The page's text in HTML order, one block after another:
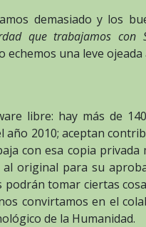
demasiado y los
que trabajamos
echemos una leve ojeada
libre: hay más de
año 2010; aceptan
con esa copia privada
original para su
tomar ciertas
convirtamos en el
de la Humanidad.